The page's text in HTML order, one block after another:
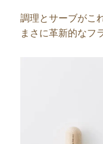
調理とサーブがこ
まさに革新的なフ